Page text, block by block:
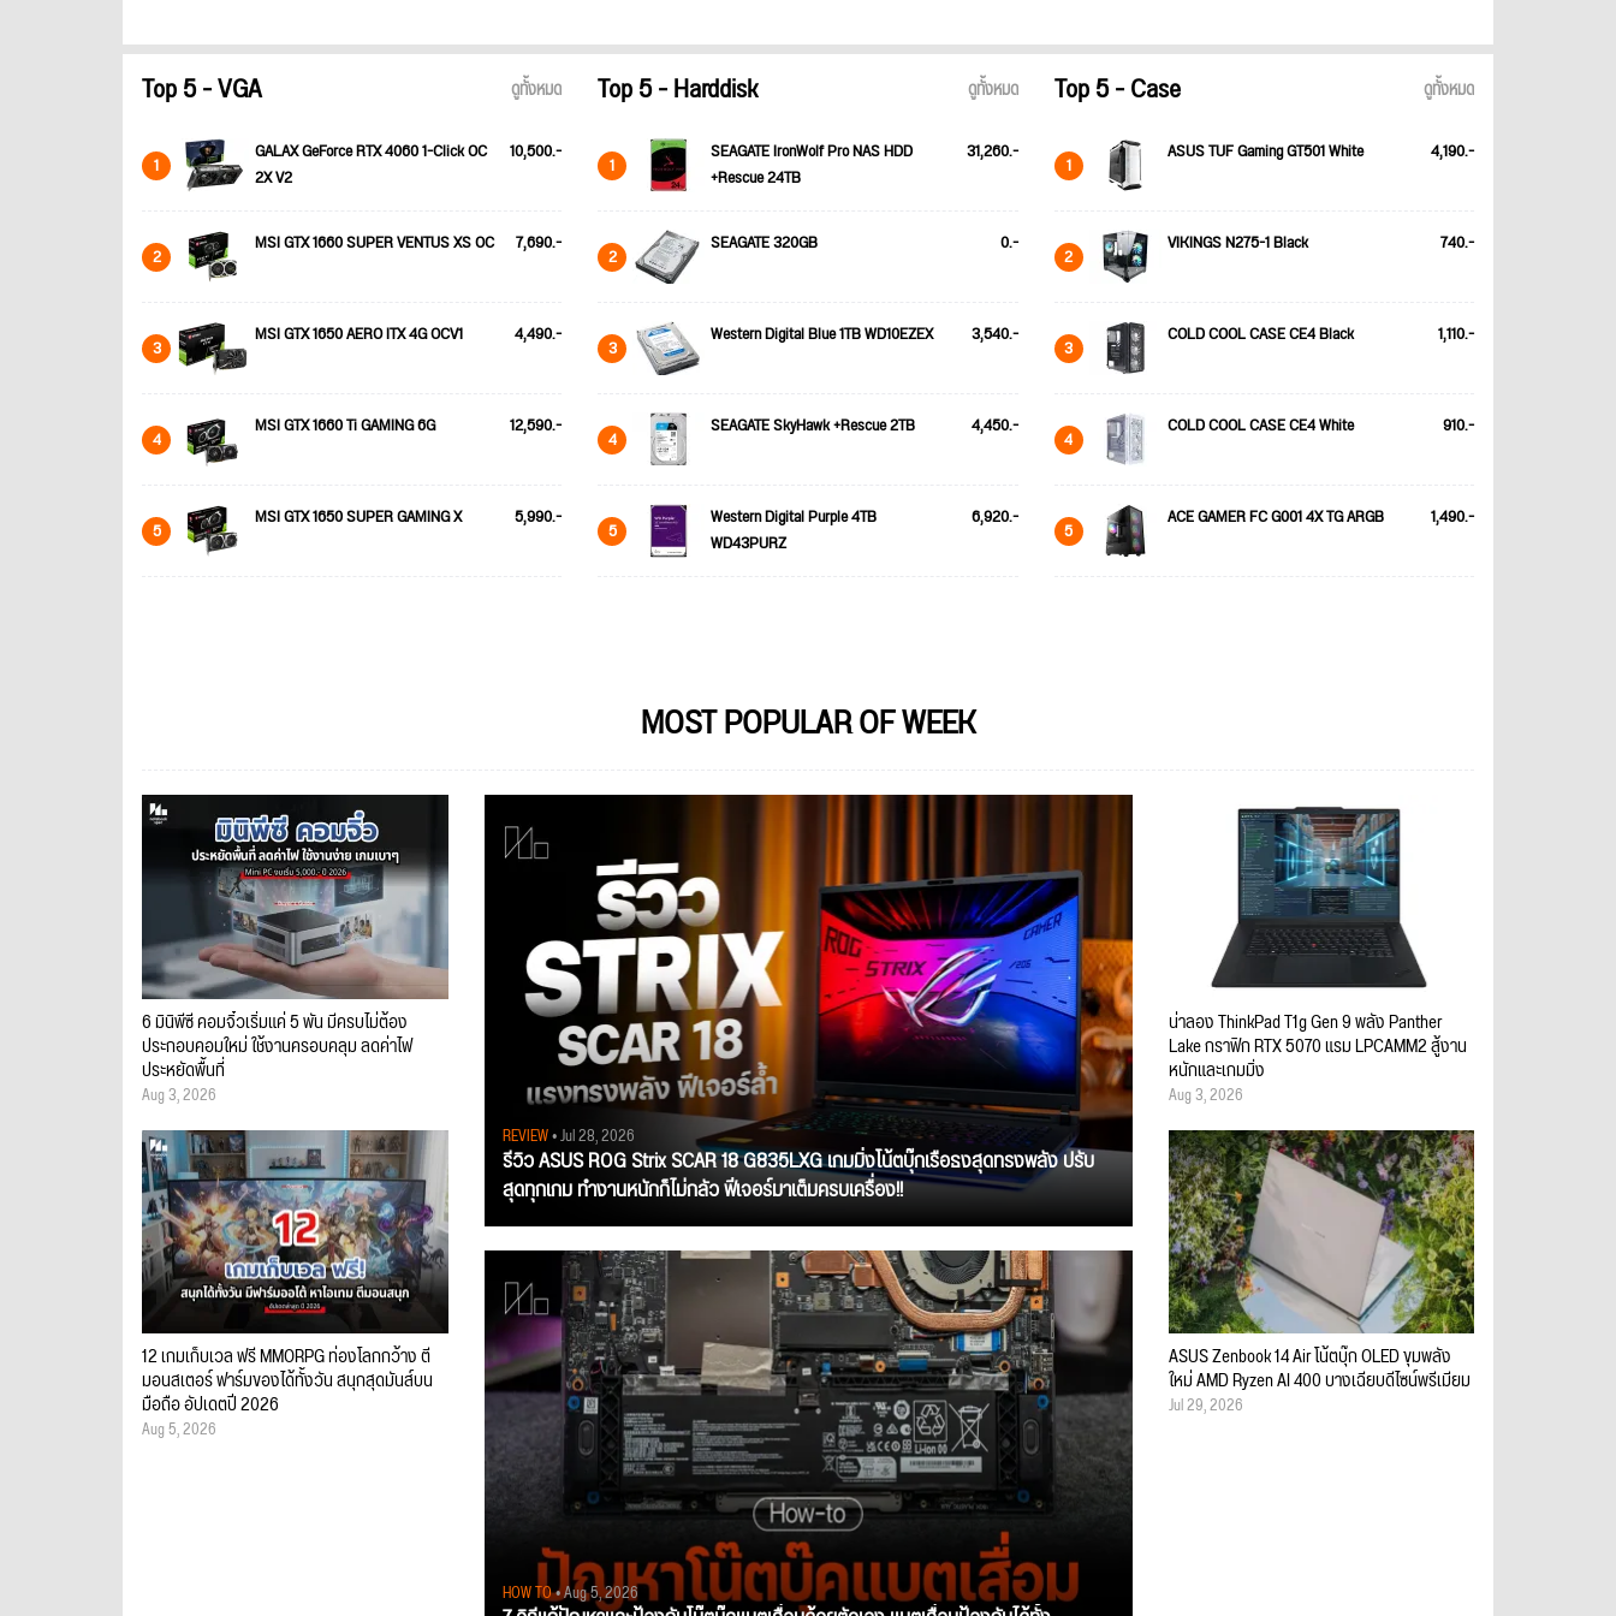
Top 5 - VGA ดูทั้งหมด
1
GALAX GeForce RTX 4060 1-Click OC
2X V2
10,500.-
2 MSI GTX 1660 SUPER VENTUS XS OC 7,690.-
3 MSI GTX 1650 AERO ITX 4G OCV1 4,490.-
4 MSI GTX 1660 Ti GAMING 6G 12,590.-
5 MSI GTX 1650 SUPER GAMING X 5,990.-
Top 5 - Harddisk ดูทั้งหมด
1
SEAGATE IronWolf Pro NAS HDD
+Rescue 24TB
31,260.-
2 SEAGATE 320GB 0.-
3 Western Digital Blue 1TB WD10EZEX 3,540.-
4 SEAGATE SkyHawk +Rescue 2TB 4,450.-
5
Western Digital Purple 4TB
WD43PURZ
6,920.-
Top 5 - Case ดูทั้งหมด
1 ASUS TUF Gaming GT501 White 4,190.-
2 VIKINGS N275-1 Black 740.-
3 COLD COOL CASE CE4 Black 1,110.-
4 COLD COOL CASE CE4 White 910.-
5 ACE GAMER FC G001 4X TG ARGB 1,490.-
MOST POPULAR OF WEEK
REVIEW• Jul 28, 2026
รีวิว ASUS ROG Strix SCAR 18 G835LXG เกมมิ่งโน้ตบุ๊กเรือธงสุดทรงพลัง ปรับ
สุดทุกเกม ทำงานหนักก็ไม่กลัว ฟีเจอร์มาเต็มครบเครื่อง!!
HOW TO• Aug 5, 2026
6 มินิพีซี คอมจิ๋วเริ่มแค่ 5 พัน มีครบไม่ต้อง
ประกอบคอมใหม่ ใช้งานครอบคลุม ลดค่าไฟ
ประหยัดพื้นที่
Aug 3, 2026
12 เกมเก็บเวล ฟรี MMORPG ท่องโลกกว้าง ตี
มอนสเตอร์ ฟาร์มของได้ทั้งวัน สนุกสุดมันส์บน
มือถือ อัปเดตปี 2026
Aug 5, 2026
น่าลอง ThinkPad T1g Gen 9 พลัง Panther
Lake กราฟิก RTX 5070 แรม LPCAMM2 สู้งาน
หนักและเกมมิ่ง
Aug 3, 2026
ASUS Zenbook 14 Air โน้ตบุ๊ก OLED ขุมพลัง
ใหม่ AMD Ryzen AI 400 บางเฉียบดีไซน์พรีเมียม
Jul 29, 2026